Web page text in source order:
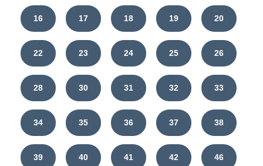
16 17 18 19 20
22 23 24 25 26
28 30 31 32 33
34 35 36 37 38
39 40 41 42 46